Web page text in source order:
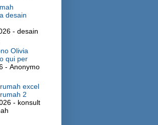
desain
- desain
Olivia
qui per
- Anonymo
excel
2
- konsult